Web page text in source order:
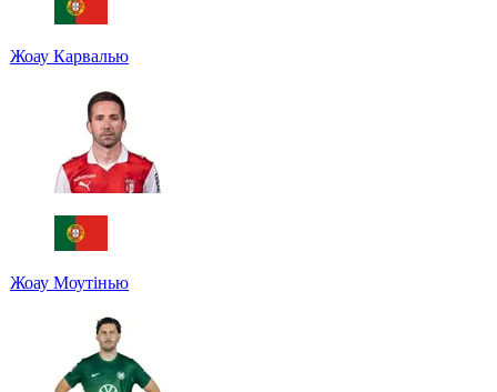
Жоау Карвалью
Жоау Моутінью